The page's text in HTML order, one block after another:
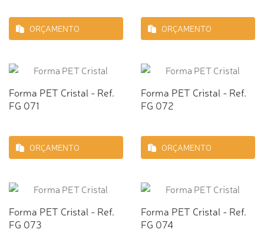
ORÇAMENTO ORÇAMENTO
Forma PET Cristal - Ref.
FG 071
ORÇAMENTO
Forma PET Cristal - Ref.
FG 072
ORÇAMENTO
Forma PET Cristal - Ref.
FG 073
Forma PET Cristal - Ref.
FG 074